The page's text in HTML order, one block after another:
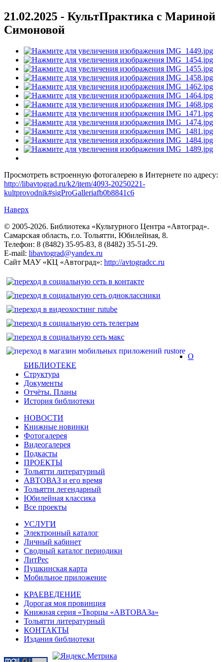
21.02.2025 - КультПрактика с Мариной
Симоновой
Просмотреть встроенную фотогалерею в Интернете по адресу:
http://libavtograd.ru/k2/item/4093-20250221-
kultprovodnik#sigProGalleriafb0b8841c6
Наверх
© 2005-2026. Библиотека «Культурного Центра «Автоград».
Самарская область, г.о. Тольятти, Юбилейная, 8.
Телефон: 8 (8482) 35-95-83, 8 (8482) 35-51-29.
E-mail: libavtograd@yandex.ru
Сайт МАУ «КЦ «Автоград»: http://avtogradcc.ru
О
БИБЛИОТЕКЕ
Структура
Документы
Отчёты. Планы
История библиотеки
НОВОСТИ
Книжные новинки
Фотогалерея
Видеогалерея
Подкасты
ПРОЕКТЫ
Тольятти литературный
АВТОВАЗ и его время
Тольятти легендарный
Юбилейная классика
Все проекты
УСЛУГИ
Электронный каталог
Личный кабинет
Сводный каталог периодики
ЛитРес
Пушкинская карта
Мобильное приложение
КРАЕВЕДЕНИЕ
Дорогая моя провинция
Книжная серия «Творцы «АВТОВАЗа»
Тольятти литературный
КОНТАКТЫ
Издания библиотеки